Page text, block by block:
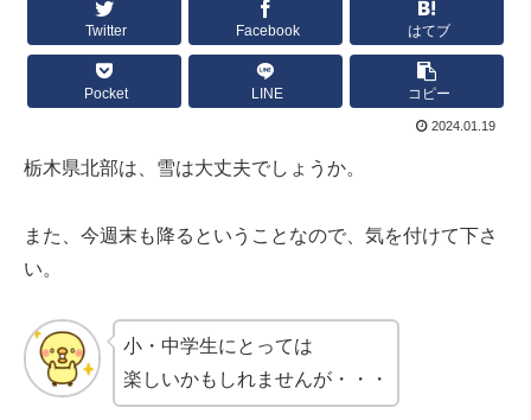
Twitter Facebook はてブ
Pocket LINE コピー
2024.01.19
栃木県北部は、雪は大丈夫でしょうか。
また、今週末も降るということなので、気を付けて下さ
い。
小・中学生にとっては
楽しいかもしれませんが・・・